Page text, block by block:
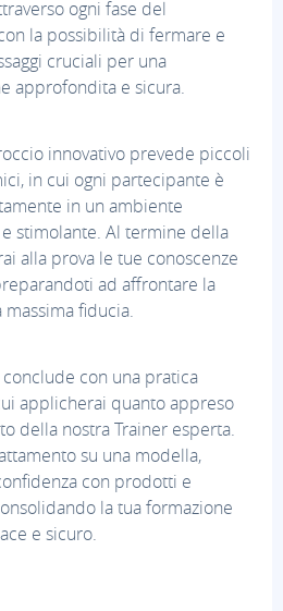
ogni fase del
la possibilità di fermare e
cruciali per una
approfondita e sicura.
innovativo prevede piccoli
in cui ogni partecipante è
in un ambiente
stimolante. Al termine della
alla prova le tue conoscenze
ad affrontare la
fiducia.
conclude con una pratica
applicherai quanto appreso
della nostra Trainer esperta.
su una modella,
con prodotti e
la tua formazione
e sicuro.